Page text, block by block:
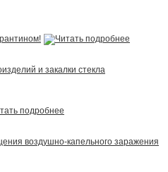
и закалки стекла
воздушно-капельного заражения